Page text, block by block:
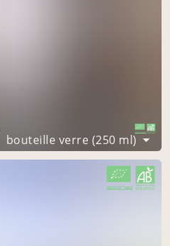
bouteille verre (250 ml)
CERTIFIÉ PAR FR-BIO-09